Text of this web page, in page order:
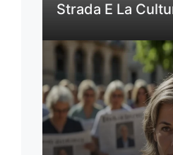
Strada E La